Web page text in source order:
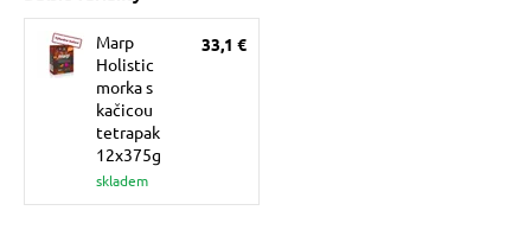
mačky
Marp
Holistic
morka s
kačicou
tetrapak
12x375g
skladem
33,1 €